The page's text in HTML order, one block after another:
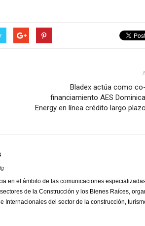
Bladex actúa como
financiamiento AES
Energy en línea crédito largo
en el ámbito de las comunicaciones
de la Construcción y los Bienes Raíces,
Internacionales del sector de la construcción,